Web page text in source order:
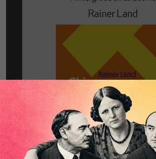
Rainer Land